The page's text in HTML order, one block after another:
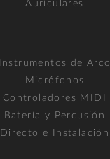
Auriculares
Instrumentos de Arco
Micrófonos
Controladores MIDI
Batería y Percusión
Directo e Instalación